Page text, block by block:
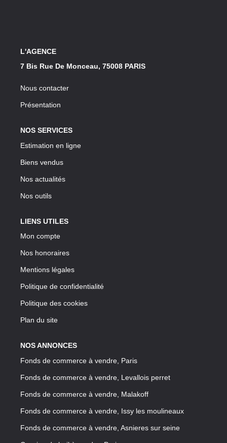
L'AGENCE
7 Bis Rue De Monceau, 75008 PARIS
Nous contacter
Présentation
NOS SERVICES
Estimation en ligne
Biens vendus
Nos actualités
Nos outils
LIENS UTILES
Mon compte
Nos honoraires
Mentions légales
Politique de confidentialité
Politique des cookies
Plan du site
NOS ANNONCES
Fonds de commerce à vendre, Paris
Fonds de commerce à vendre, Levallois perret
Fonds de commerce à vendre, Malakoff
Fonds de commerce à vendre, Issy les moulineaux
Fonds de commerce à vendre, Asnieres sur seine